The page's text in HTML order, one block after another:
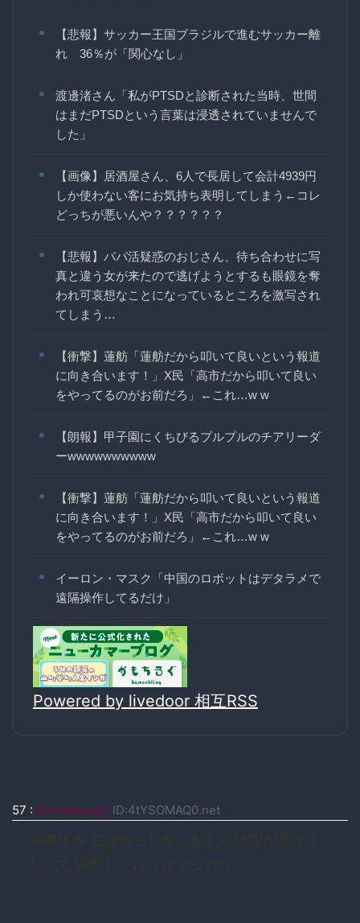
【悲報】サッカー王国ブラジルで進むサッカー離
れ 36％が「関心なし」
渡邊渚さん「私がPTSDと診断された当時、世間
はまだPTSDという言葉は浸透されていませんで
した」
【画像】居酒屋さん、6人で長居して会計4939円
しか使わない客にお気持ち表明してしまう←コレ
どっちが悪いんや？？？？？？
【悲報】パパ活疑惑のおじさん、待ち合わせに写
真と違う女が来たので逃げようとするも眼鏡を奪
われ可哀想なことになっているところを激写され
てしまう…
【衝撃】蓮舫「蓮舫だから叩いて良いという報道
に向き合います！」X民「高市だから叩いて良い
をやってるのがお前だろ」←これ…w w
【朗報】甲子園にくちびるプルプルのチアリーダ
ーwwwwwwwwww
【衝撃】蓮舫「蓮舫だから叩いて良いという報道
に向き合います！」X民「高市だから叩いて良い
をやってるのがお前だろ」←これ…w w
イーロン・マスク「中国のロボットはデタラメで
遠隔操作してるだけ」
Powered by livedoor 相互RSS
57 : moccosnoon ID:4tYSOMAQ0.net